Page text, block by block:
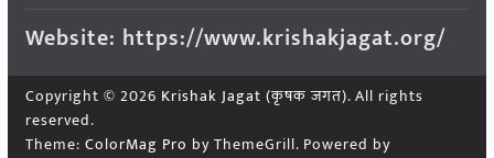
Website: https://www.krishakjagat.org/
Copyright © 2026 Krishak Jagat (कृषक जगत). All rights
reserved.
Theme: ColorMag Pro by ThemeGrill. Powered by